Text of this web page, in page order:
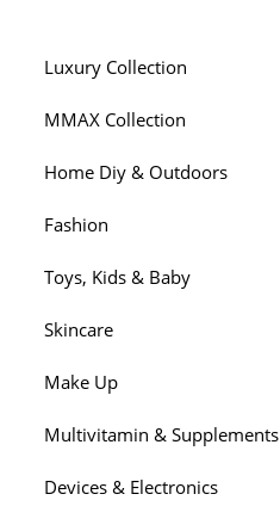
Luxury Collection
MMAX Collection
Home Diy & Outdoors
Fashion
Toys, Kids & Baby
Skincare
Make Up
Multivitamin & Supplements
Devices & Electronics